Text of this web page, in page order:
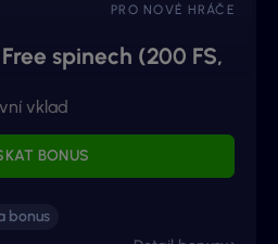
PRO NOVÉ HRÁČE
spinech (200 FS,
vklad
BONUS
bonus